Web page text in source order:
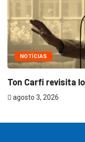
NOTÍCIAS
Ton Carfi revisita
agosto 3, 2026